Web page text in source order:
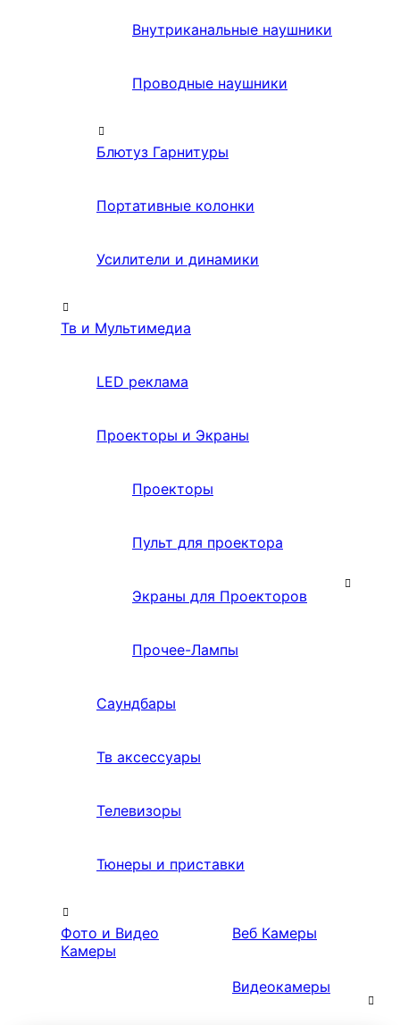
Внутриканальные наушники
Проводные наушники
Блютуз Гарнитуры
Портативные колонки
Усилители и динамики
Тв и Мультимедиа
LED реклама
Проекторы и Экраны
Проекторы
Пульт для проектора
Экраны для Проекторов
Прочее-Лампы
Саундбары
Тв аксессуары
Телевизоры
Тюнеры и приставки
Фото и Видео
Камеры
Веб Камеры
Видеокамеры